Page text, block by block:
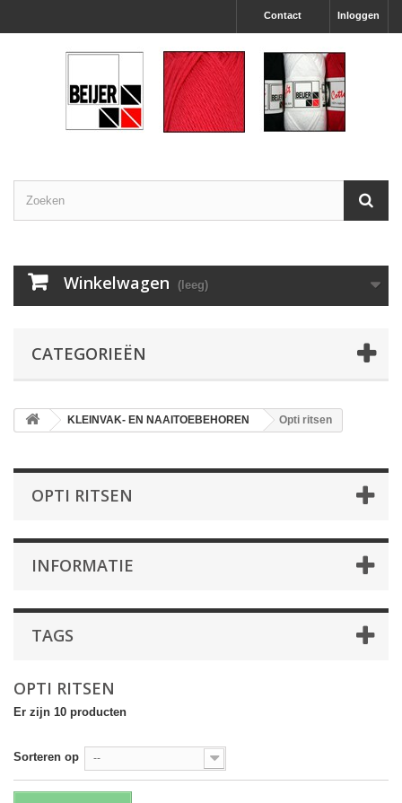
Inloggen
Contact
Winkelwagen (leeg)
CATEGORIEËN
KLEINVAK- EN NAAITOEBEHOREN Opti ritsen
OPTI RITSEN
INFORMATIE
TAGS
OPTI RITSEN
Er zijn 10 producten
Sorteren op --